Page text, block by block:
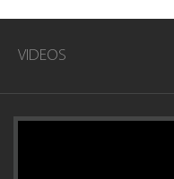
VIDEOS